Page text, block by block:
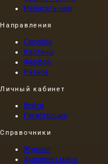
Написать нам
Направления
Серебро
Картины
Фарфор
Разное
Личный кабинет
Войти
Регистрация
Справочники
Журнал
Аукционы мира